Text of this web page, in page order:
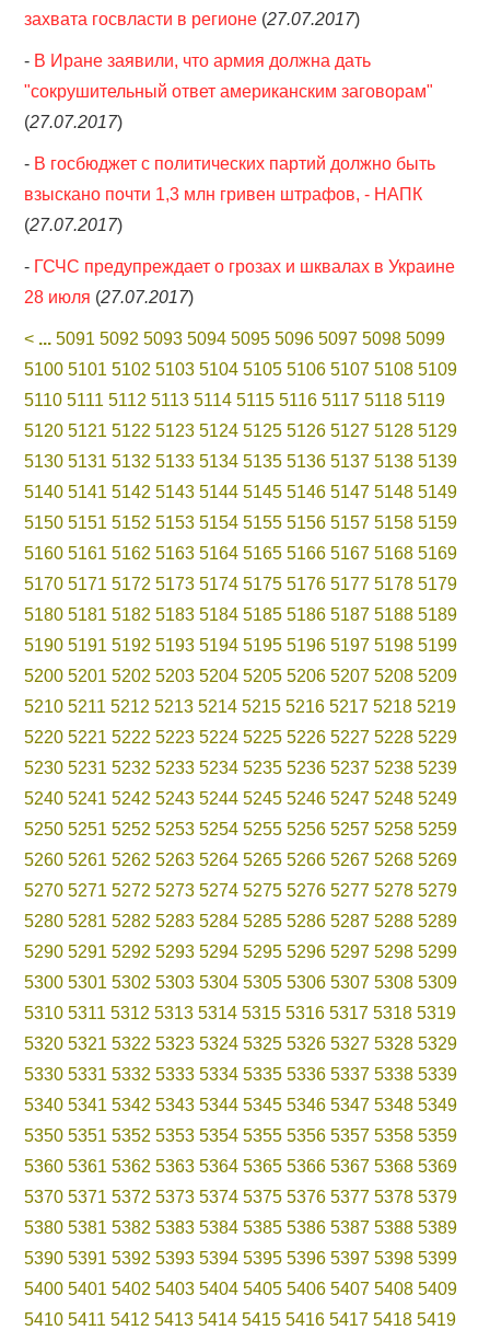
захвата госвласти в регионе (27.07.2017)
- В Иране заявили, что армия должна дать
"сокрушительный ответ американским заговорам"
(27.07.2017)
- В госбюджет с политических партий должно быть
взыскано почти 1,3 млн гривен штрафов, - НАПК
(27.07.2017)
- ГСЧС предупреждает о грозах и шквалах в Украине
28 июля (27.07.2017)
< ... 5091 5092 5093 5094 5095 5096 5097 5098 5099
5100 5101 5102 5103 5104 5105 5106 5107 5108 5109
5110 5111 5112 5113 5114 5115 5116 5117 5118 5119
5120 5121 5122 5123 5124 5125 5126 5127 5128 5129
5130 5131 5132 5133 5134 5135 5136 5137 5138 5139
5140 5141 5142 5143 5144 5145 5146 5147 5148 5149
5150 5151 5152 5153 5154 5155 5156 5157 5158 5159
5160 5161 5162 5163 5164 5165 5166 5167 5168 5169
5170 5171 5172 5173 5174 5175 5176 5177 5178 5179
5180 5181 5182 5183 5184 5185 5186 5187 5188 5189
5190 5191 5192 5193 5194 5195 5196 5197 5198 5199
5200 5201 5202 5203 5204 5205 5206 5207 5208 5209
5210 5211 5212 5213 5214 5215 5216 5217 5218 5219
5220 5221 5222 5223 5224 5225 5226 5227 5228 5229
5230 5231 5232 5233 5234 5235 5236 5237 5238 5239
5240 5241 5242 5243 5244 5245 5246 5247 5248 5249
5250 5251 5252 5253 5254 5255 5256 5257 5258 5259
5260 5261 5262 5263 5264 5265 5266 5267 5268 5269
5270 5271 5272 5273 5274 5275 5276 5277 5278 5279
5280 5281 5282 5283 5284 5285 5286 5287 5288 5289
5290 5291 5292 5293 5294 5295 5296 5297 5298 5299
5300 5301 5302 5303 5304 5305 5306 5307 5308 5309
5310 5311 5312 5313 5314 5315 5316 5317 5318 5319
5320 5321 5322 5323 5324 5325 5326 5327 5328 5329
5330 5331 5332 5333 5334 5335 5336 5337 5338 5339
5340 5341 5342 5343 5344 5345 5346 5347 5348 5349
5350 5351 5352 5353 5354 5355 5356 5357 5358 5359
5360 5361 5362 5363 5364 5365 5366 5367 5368 5369
5370 5371 5372 5373 5374 5375 5376 5377 5378 5379
5380 5381 5382 5383 5384 5385 5386 5387 5388 5389
5390 5391 5392 5393 5394 5395 5396 5397 5398 5399
5400 5401 5402 5403 5404 5405 5406 5407 5408 5409
5410 5411 5412 5413 5414 5415 5416 5417 5418 5419